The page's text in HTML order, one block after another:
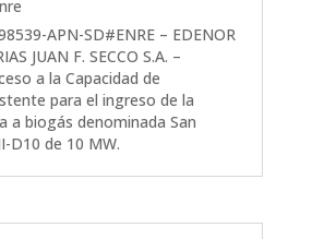
APN-SD#ENRE – EDENOR
JUAN F. SECCO S.A. –
a la Capacidad de
para el ingreso de la
a biogás denominada San
D10 de 10 MW.